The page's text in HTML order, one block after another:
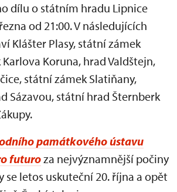
dílu o státním hradu Lipnice
od 21:00. V následujících
Klášter Plasy, státní zámek
Koruna, hrad Valdštejn,
státní zámek Slatiňany,
Sázavou, státní hrad Šternberk
památkového ústavu
futuroza nejvýznamnější počiny
se letos uskuteční 20. října a opět